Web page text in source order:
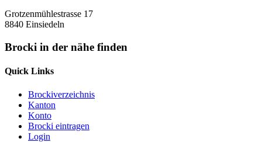
Grotzenmühlestrasse 17
8840 Einsiedeln
Brocki in der nähe finden
Quick Links
Brockiverzeichnis
Kanton
Konto
Brocki eintragen
Login